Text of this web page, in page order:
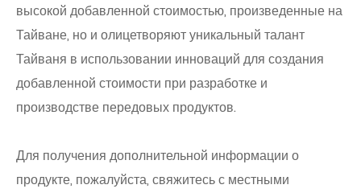
высокой добавленной стоимостью, произведенные на
Тайване, но и олицетворяют уникальный талант
Тайваня в использовании инноваций для создания
добавленной стоимости при разработке и
производстве передовых продуктов.
Для получения дополнительной информации о
продукте, пожалуйста, свяжитесь с местными